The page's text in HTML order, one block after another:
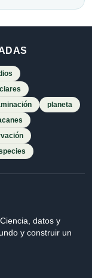
planeta
datos y
y construir un